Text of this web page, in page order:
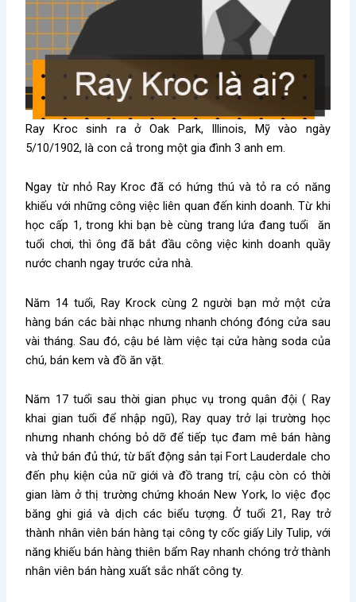
Ray Kroc sinh ra ở Oak Park, Illinois, Mỹ vào ngày
5/10/1902, là con cả trong một gia đình 3 anh em.
Ngay từ nhỏ Ray Kroc đã có hứng thú và tỏ ra có năng
khiếu với những công việc liên quan đến kinh doanh. Từ khi
học cấp 1,trong khi bạn bè cùng trang lứa đang tuổi ăn
tuổi chơi, thì ông đã bắt đầu công việc kinh doanh quầy
nước chanh ngay trước cửa nhà.
Năm 14 tuổi, Ray Krock cùng 2 người bạn mở một cửa
hàng bán các bài nhạc nhưng nhanh chóng đóng cửa sau
vài tháng. Sau đó, cậu bé làm việc tại cửa hàng soda của
chú, bán kem và đồ ăn vặt.
Năm 17 tuổi sau thời gian phục vụ trong quân đội ( Ray
khai gian tuổi để nhập ngũ), Ray quay trở lại trường học
nhưng nhanh chóng bỏ dỡ để tiếp tục đam mê bán hàng
và thử bán đủ thứ, từ bất động sản tại Fort Lauderdale cho
đến phụ kiện của nữ giới và đồ trang trí, cậu còn có thời
gian làm ở thị trường chứng khoán New York, lo việc đọc
băng ghi giá và dịch các biểu tượng. Ở tuổi 21, Ray trở
thành nhân viên bán hàng tại công ty cốc giấy Lily Tulip, với
năng khiếu bán hàng thiên bẩm Ray nhanh chóng trở thành
nhân viên bán hàng xuất sắc nhất công ty.